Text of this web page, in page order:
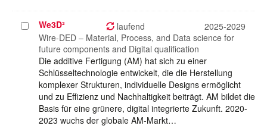
Projekt
auswählen
We3D² laufend
2025-2029
Wire-DED – Material, Process, and Data science for
future components and Digital qualification
Die additive Fertigung (AM) hat sich zu einer
Schlüsseltechnologie entwickelt, die die Herstellung
komplexer Strukturen, individuelle Designs ermöglicht
und zu Effizienz und Nachhaltigkeit beiträgt. AM bildet die
Basis für eine grünere, digital integrierte Zukunft. 2020-
2023 wuchs der globale AM-Markt…